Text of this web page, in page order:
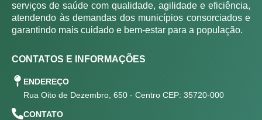
serviços de saúde com qualidade, agilidade e eficiência,
atendendo às demandas dos municípios consorciados e
garantindo mais cuidado e bem-estar para a população.
CONTATOS E INFORMAÇÕES
ENDEREÇO
Rua Oito de Dezembro, 650 - Centro CEP: 35720-000
CONTATO